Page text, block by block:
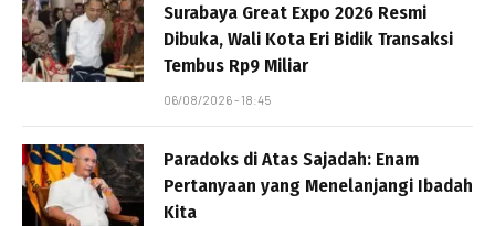
Surabaya Great Expo 2026 Resmi
Dibuka, Wali Kota Eri Bidik Transaksi
Tembus Rp9 Miliar
06/08/2026 - 18:45
Paradoks di Atas Sajadah: Enam
Pertanyaan yang Menelanjangi Ibadah
Kita